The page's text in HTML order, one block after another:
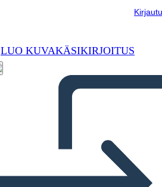
LUO KUVAKÄSIKIRJOITUS